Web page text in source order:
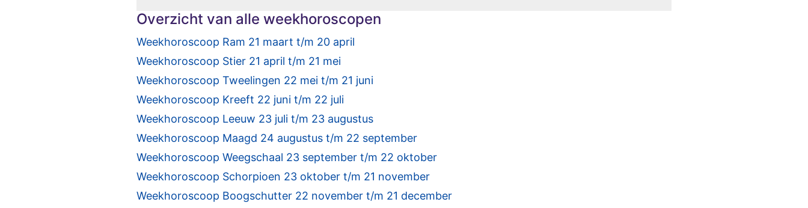
Overzicht van alle weekhoroscopen
Weekhoroscoop Ram 21 maart t/m 20 april
Weekhoroscoop Stier 21 april t/m 21 mei
Weekhoroscoop Tweelingen 22 mei t/m 21 juni
Weekhoroscoop Kreeft 22 juni t/m 22 juli
Weekhoroscoop Leeuw 23 juli t/m 23 augustus
Weekhoroscoop Maagd 24 augustus t/m 22 september
Weekhoroscoop Weegschaal 23 september t/m 22 oktober
Weekhoroscoop Schorpioen 23 oktober t/m 21 november
Weekhoroscoop Boogschutter 22 november t/m 21 december